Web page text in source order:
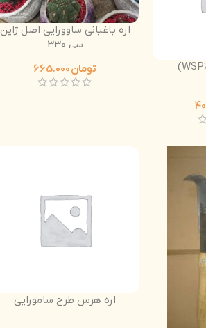
آمینو اسید (80%WSP)
اره باغبانی ساوورایی اصل ژاپن
سی 330
تومان
اره هرس طرح سامورایی